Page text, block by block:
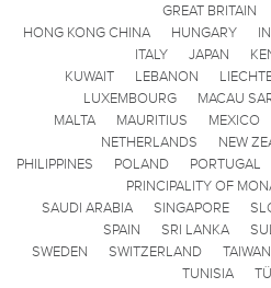
GREAT BRITAIN
HONG KONG CHINA
HUNGARY
ITALY
JAPAN
KUWAIT
LEBANON
LUXEMBOURG
MACAU
MALTA
MAURITIUS MEXICO
NETHERLANDS
NEW
PHILIPPINES
POLAND PORTUGAL
PRINCIPALITY OF
SAUDI ARABIA
SINGAPORE
SPAIN
SRI LANKA
SWEDEN
SWITZERLAND TAIWAN
TUNISIA